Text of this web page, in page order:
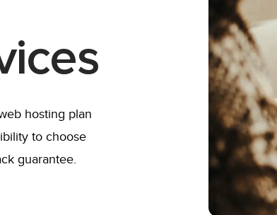
hosting plan
to choose
guarantee.